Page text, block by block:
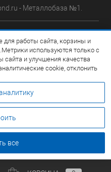
- Металлобаза №1.
р-н, д.Сотниково,
работы сайта, корзины и
используются только с
сайта и улучшения качества
cookie, отклонить
все